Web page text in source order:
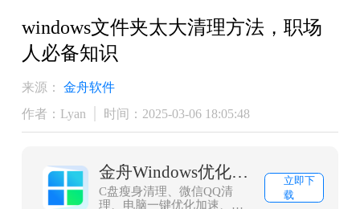
windows文件夹太大清理方法，职场
人必备知识
来源：
金舟软件
作者：Lyan
时间：2025-03-06 18:05:48
金舟Windows优化大师
C盘瘦身清理、微信QQ清
理、电脑一键优化加速、浏
立即下
载